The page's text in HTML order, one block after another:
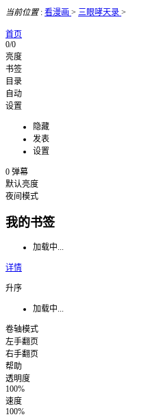
当前位置: 看漫画 > 三眼哮天录 >
首页
0/0
亮度
书签
目录
自动
设置
隐藏
发表
设置
0 弹幕
默认亮度
夜间模式
我的书签
加载中...
详情
升序
加载中...
卷轴模式
左手翻页
右手翻页
帮助
透明度
100%
速度
100%